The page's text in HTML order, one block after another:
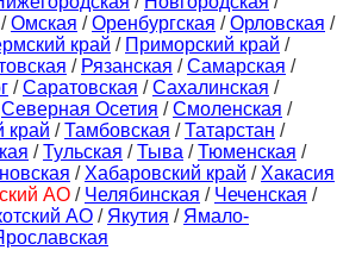
/Омская /Оренбургская /Орловская /
край / Приморский край /
/ Рязанская /Самарская /
/Саратовская /Сахалинская /
Северная Осетия /Смоленская /
край /Тамбовская /Татарстан /
/Тульская /Тыва /Тюменская /
/ Хабаровский край / Хакасия
АО / Челябинская / Чеченская /
АО / Якутия / Ямало-